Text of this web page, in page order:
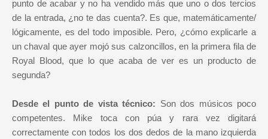
punto de acabar y no ha vendido más que uno o dos tercios
de la entrada, ¿no te das cuenta?. Es que, matemáticamente/
lógicamente, es del todo imposible. Pero, ¿cómo explicarle a
un chaval que ayer mojó sus calzoncillos, en la primera fila de
Royal Blood, que lo que acaba de ver es un producto de
segunda?
Desde el punto de vista técnico: Son dos músicos poco
competentes. Mike toca con púa y rara vez digitará
correctamente con todos los dos dedos de la mano izquierda